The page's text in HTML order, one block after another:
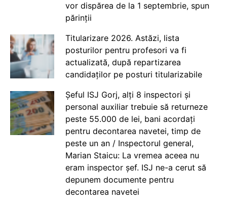
vor dispărea de la 1 septembrie, spun
părinții
Titularizare 2026. Astăzi, lista
posturilor pentru profesori va fi
actualizată, după repartizarea
candidaților pe posturi titularizabile
Șeful ISJ Gorj, alți 8 inspectori și
personal auxiliar trebuie să returneze
peste 55.000 de lei, bani acordați
pentru decontarea navetei, timp de
peste un an / Inspectorul general,
Marian Staicu: La vremea aceea nu
eram inspector șef. ISJ ne-a cerut să
depunem documente pentru
decontarea navetei